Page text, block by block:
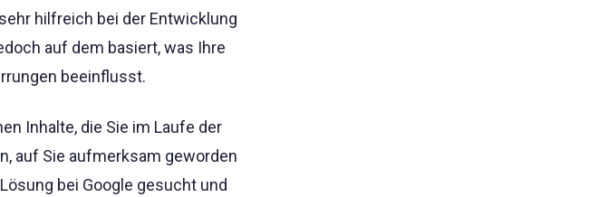
hilfreich bei der Entwicklung
auf dem basiert, was Ihre
beeinflusst.
Inhalte, die Sie im Laufe der
auf Sie aufmerksam geworden
bei Google gesucht und